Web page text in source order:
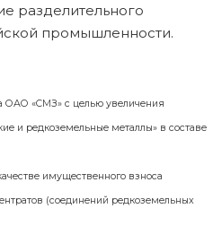
разделительного
промышленности.
ОАО «СМЗ» с целью увеличения
и редкоземельные металлы» в составе
имущественного взноса
(соединений редкоземельных